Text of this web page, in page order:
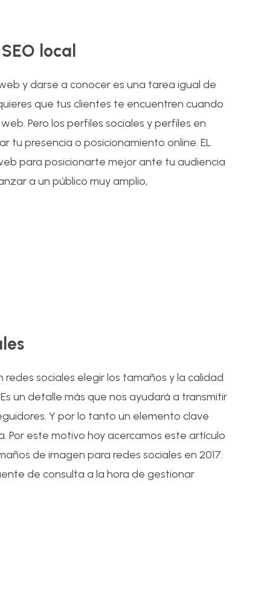
local
y darse a conocer es una tarea igual de
que tus clientes te encuentren cuando
Pero los perfiles sociales y perfiles en
tu presencia o posicionamiento online. EL
para posicionarte mejor ante tu audiencia
a un público muy amplio,
sociales elegir los tamaños y la calidad
un detalle más que nos ayudará a transmitir
Y por lo tanto un elemento clave
Por este motivo hoy acercamos este artículo
de imagen para redes sociales en 2017.
de consulta a la hora de gestionar